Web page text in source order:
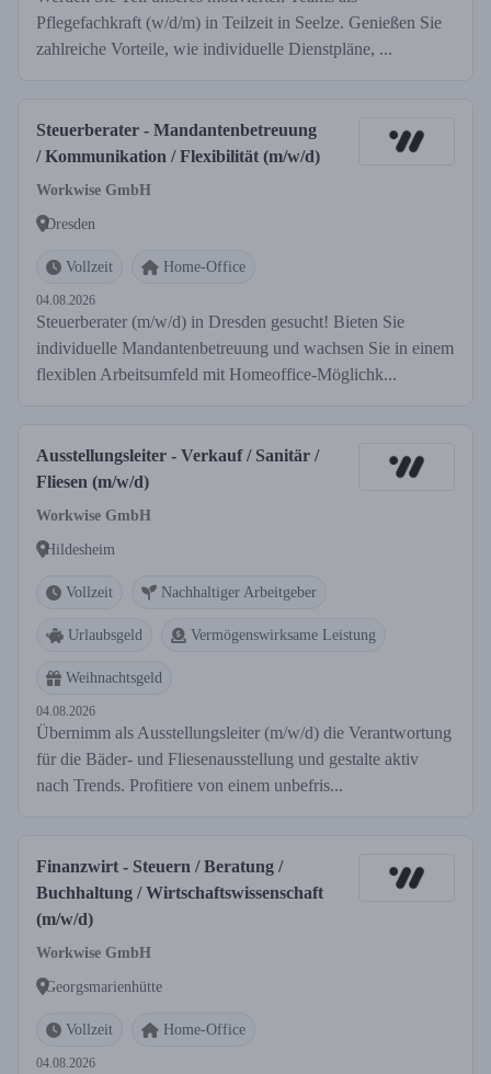
Pflegefachkraft (w/d/m) in Teilzeit in Seelze. Genießen Sie
zahlreiche Vorteile, wie individuelle Dienstpläne, ...
Steuerberater - Mandantenbetreuung
/ Kommunikation / Flexibilität (m/w/d)
Workwise GmbH
Dresden
Vollzeit Home-Office
04.08.2026
Steuerberater (m/w/d) in Dresden gesucht! Bieten Sie
individuelle Mandantenbetreuung und wachsen Sie in einem
flexiblen Arbeitsumfeld mit Homeoffice-Möglichk...
Ausstellungsleiter - Verkauf / Sanitär /
Fliesen (m/w/d)
Workwise GmbH
Hildesheim
Vollzeit Nachhaltiger Arbeitgeber
Urlaubsgeld Vermögenswirksame Leistung
Weihnachtsgeld
04.08.2026
Übernimm als Ausstellungsleiter (m/w/d) die Verantwortung
für die Bäder- und Fliesenausstellung und gestalte aktiv
nach Trends. Profitiere von einem unbefris...
Finanzwirt - Steuern / Beratung /
Buchhaltung / Wirtschaftswissenschaft
(m/w/d)
Workwise GmbH
Georgsmarienhütte
Vollzeit Home-Office
04.08.2026